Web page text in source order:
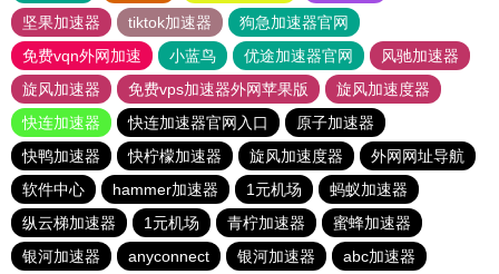
坚果加速器
tiktok加速器
狗急加速器官网
免费vqn外网加速
小蓝鸟 优途加速器官网
风驰加速器
旋风加速器
免费vps加速器外网苹果版
旋风加速度器
快连加速器
快连加速器官网入口
原子加速器
快鸭加速器
快柠檬加速器 旋风加速度器
外网网址导航
软件中心
hammer加速器 1元机场
蚂蚁加速器
纵云梯加速器
1元机场 青柠加速器
蜜蜂加速器
银河加速器
anyconnect 银河加速器 abc加速器